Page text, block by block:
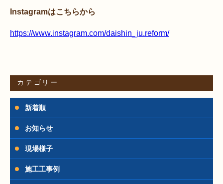
Instagramはこちらから
https://www.instagram.com/daishin_ju.reform/
カテゴリー
新着順
お知らせ
現場様子
施工工事例